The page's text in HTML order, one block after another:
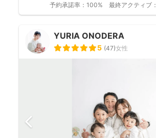
予約承諾率： 100% 最終アクティブ：
YURIA ONODERA
5 (47)女性